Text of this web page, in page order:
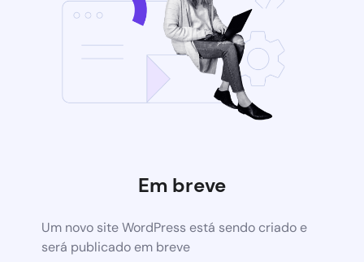
Em breve
Um novo site WordPress está sendo criado e
será publicado em breve